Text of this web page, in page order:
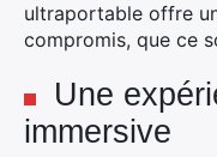
ultraportable offre
compromis, que ce
Une
immersive